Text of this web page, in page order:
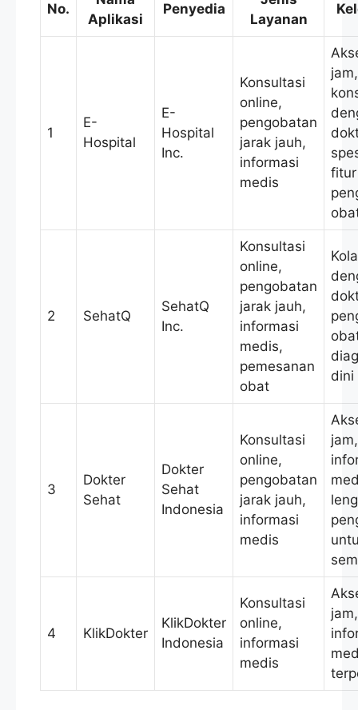
No.
Aplikasi
Penyedia
Layanan
1
E-
Hospital
E-
Hospital
Inc.
Konsultasi
online,
pengobatan
jarak jauh,
informasi
medis
jam,
fitur
2 SehatQ
SehatQ
Inc.
Konsultasi
online,
pengobatan
jarak jauh,
informasi
medis,
pemesanan
obat
dini
3
Dokter
Sehat
Dokter
Sehat
Indonesia
Konsultasi
online,
pengobatan
jarak jauh,
informasi
medis
jam,
4 KlikDokter
KlikDokter
Indonesia
Konsultasi
online,
informasi
medis
jam,